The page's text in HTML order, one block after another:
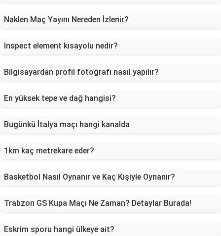
Naklen Maç Yayını Nereden İzlenir?
Inspect element kısayolu nedir?
Bilgisayardan profil fotoğrafı nasıl yapılır?
En yüksek tepe ve dağ hangisi?
Bugünkü İtalya maçı hangi kanalda
1km kaç metrekare eder?
Basketbol Nasıl Oynanır ve Kaç Kişiyle Oynanır?
Trabzon GS Kupa Maçı Ne Zaman? Detaylar Burada!
Eskrim sporu hangi ülkeye ait?